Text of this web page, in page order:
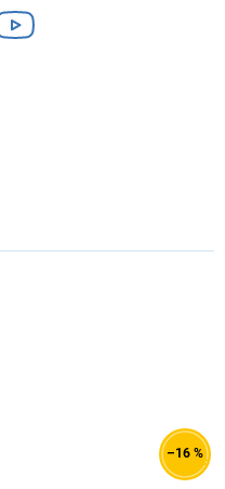
–16 %